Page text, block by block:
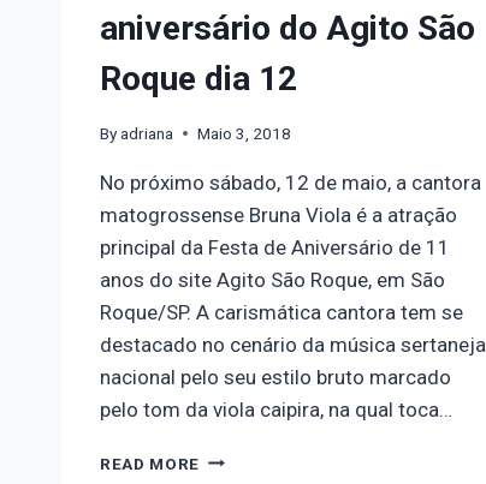
aniversário do Agito São
Roque dia 12
Byadriana Maio 3, 2018
No próximo sábado, 12 de maio, a cantora
matogrossense Bruna Viola é a atração
principal da Festa de Aniversário de 11
anos do site Agito São Roque, em São
Roque/SP. A carismática cantora tem se
destacado no cenário da música sertaneja
nacional pelo seu estilo bruto marcado
pelo tom da viola caipira, na qual toca…
READ MORE